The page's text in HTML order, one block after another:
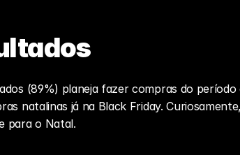
(89%) planeja fazer compras do período
natalinas já na Black Friday.
para o Natal.